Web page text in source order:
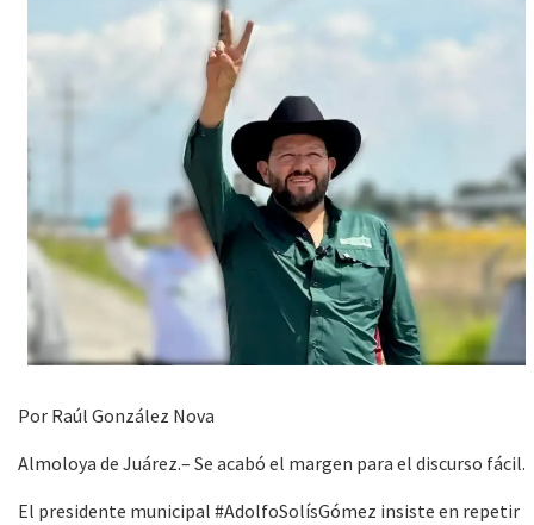
Por Raúl González Nova
Almoloya de Juárez.– Se acabó el margen para el discurso fácil.
El presidente municipal #AdolfoSolísGómez insiste en repetir